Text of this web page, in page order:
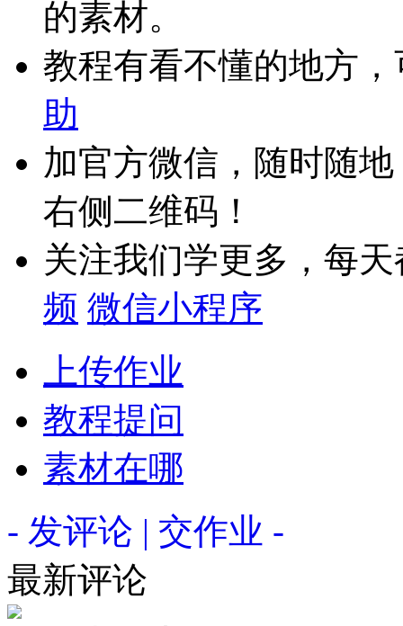
的素材。
教程有看不懂的地方
助
加官方微信，随时随
右侧二维码！
关注我们学更多，每
频 微信小程序
上传作业
教程提问
素材在哪
- 发评论 | 交作业 -
最新评论